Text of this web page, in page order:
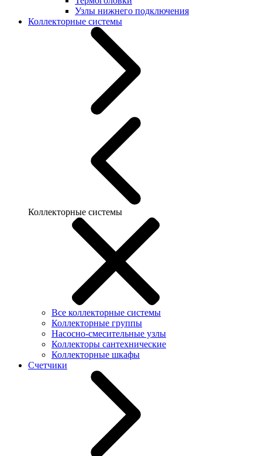
Узлы нижнего подключения
Коллекторные системы
Коллекторные системы
Все коллекторные системы
Коллекторные группы
Насосно-смесительные узлы
Коллекторы сантехнические
Коллекторные шкафы
Счетчики